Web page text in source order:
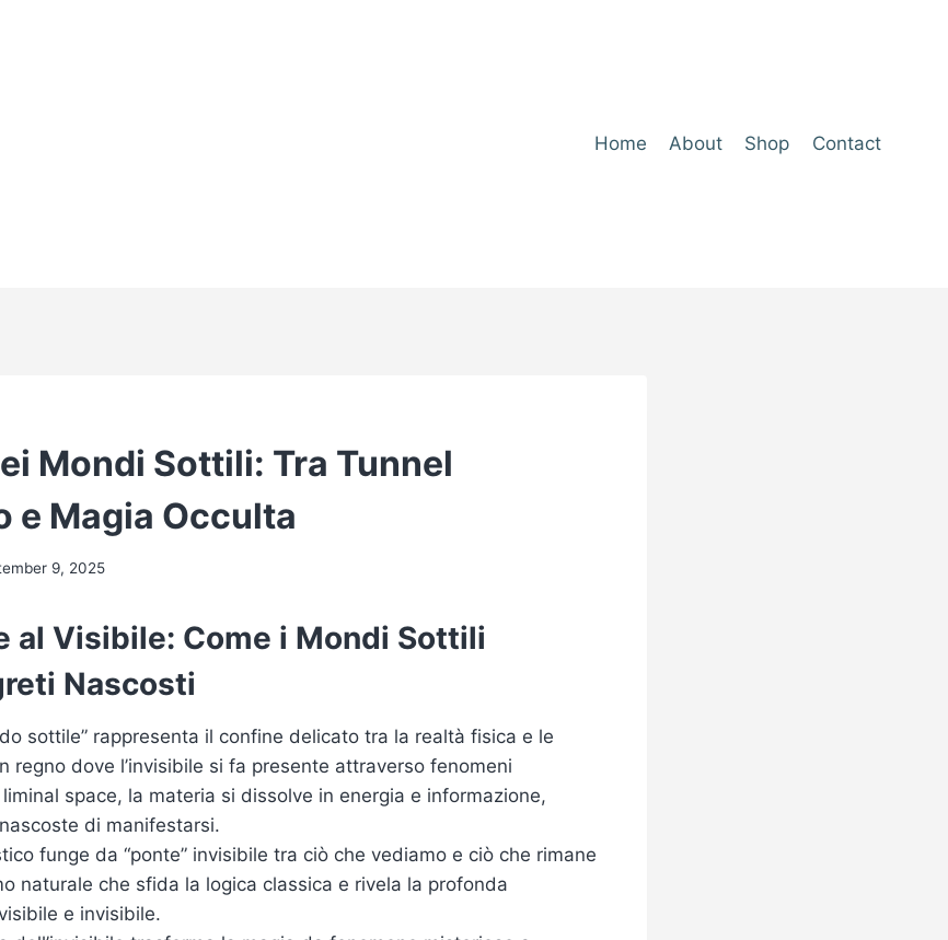
Home About Shop Contact
Mondi Sottili: Tra Tunnel
e Magia Occulta
9, 2025
al Visibile: Come i Mondi Sottili
Nascosti
sottile” rappresenta il confine delicato tra la realtà fisica e le
regno dove l’invisibile si fa presente attraverso fenomeni
space, la materia si dissolve in energia e informazione,
di manifestarsi.
funge da “ponte” invisibile tra ciò che vediamo e ciò che rimane
naturale che sfida la logica classica e rivela la profonda
e invisibile.